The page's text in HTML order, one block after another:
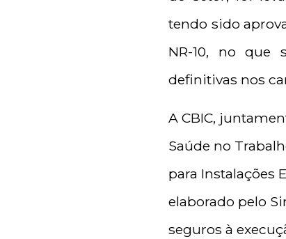
tendo sido
NR-10, no que
definitivas nos
A CBIC,
Saúde no
para Instalações
elaborado pelo
seguros à